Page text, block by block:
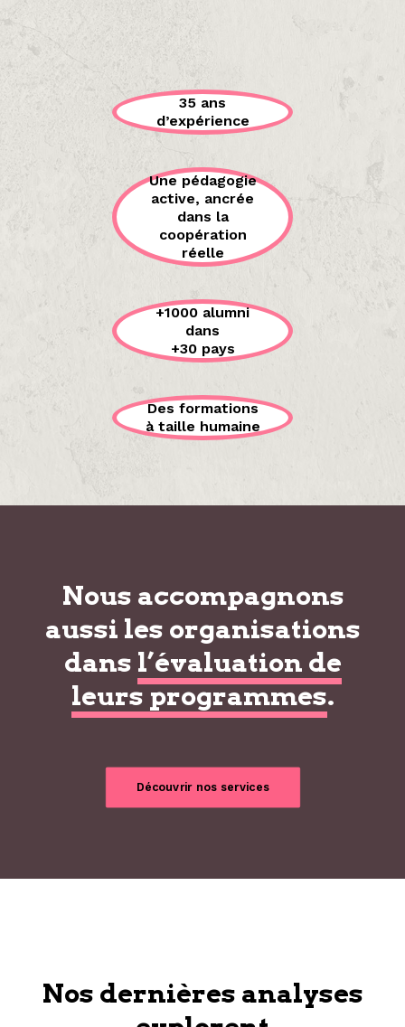
35 ans
d’expérience
Une pédagogie
active, ancrée
dans la
coopération
réelle
+1000 alumni
dans
+30 pays
Des formations
à taille humaine
Nous accompagnons
aussi les organisations
dans l’évaluation de
leurs programmes.
Découvrir nos services
Nos dernières analyses